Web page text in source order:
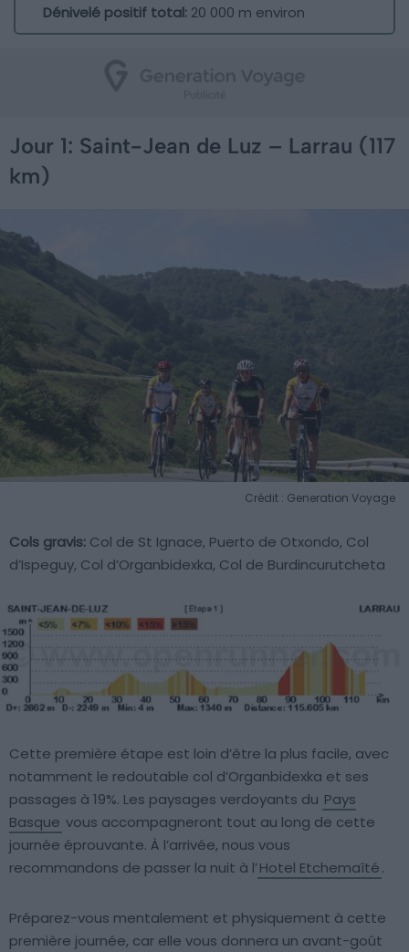
Dénivelé positif total: 20 000 m environ
Jour 1: Saint-Jean de Luz – Larrau (117
km)
Crédit : Generation Voyage
Cols gravis: Col de St Ignace, Puerto de Otxondo, Col
d’Ispeguy, Col d’Organbidexka, Col de Burdincurutcheta
Cette première étape est loin d’être la plus facile, avec
notamment le redoutable col d’Organbidexka et ses
passages à 19%. Les paysages verdoyants du Pays
Basque vous accompagneront tout au long de cette
journée éprouvante. À l’arrivée, nous vous
recommandons de passer la nuit à l’Hotel Etchemaîté.
Préparez-vous mentalement et physiquement à cette
première journée, car elle vous donnera un avant-goût